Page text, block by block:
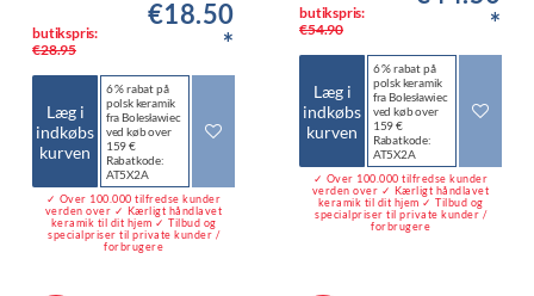
butikspris:
€28.95
€18.50
*
Læg i
indkøbs
kurven
6 % rabat på
polsk keramik
fra Bolesławiec
ved køb over
159 €
Rabatkode:
AT5X2A
✓ Over 100.000 tilfredse kunder
verden over ✓ Kærligt håndlavet
keramik til dit hjem ✓ Tilbud og
specialpriser til private kunder /
forbrugere
butikspris:
€54.90
*
Læg i
indkøbs
kurven
6 % rabat på
polsk keramik
fra Bolesławiec
ved køb over
159 €
Rabatkode:
AT5X2A
✓ Over 100.000 tilfredse kunder
verden over ✓ Kærligt håndlavet
keramik til dit hjem ✓ Tilbud og
specialpriser til private kunder /
forbrugere